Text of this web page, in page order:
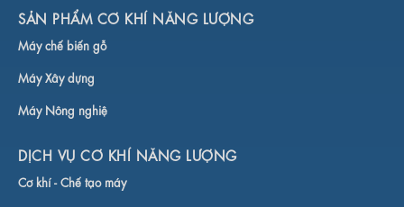
SẢN PHẨM CƠ KHÍ NĂNG LƯỢNG
Máy chế biến gỗ
Máy Xây dựng
Máy Nông nghiệ
DỊCH VỤ CƠ KHÍ NĂNG LƯỢNG
Cơ khí -Chế tạo máy